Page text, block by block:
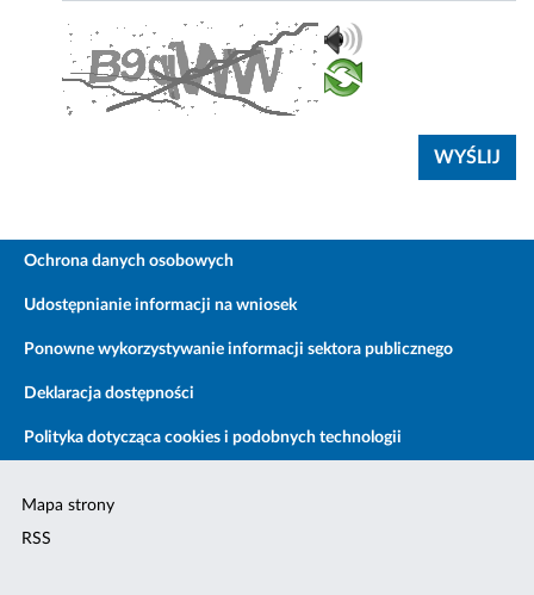
Ochrona danych osobowych
Udostępnianie informacji na wniosek
Ponowne wykorzystywanie informacji sektora publicznego
Deklaracja dostępności
Polityka dotycząca cookies i podobnych technologii
Mapa strony
RSS